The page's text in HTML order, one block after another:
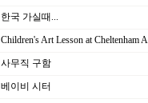
한국 가실때...
Children's Art Lesson at Cheltenham
사무직 구함
베이비 시터